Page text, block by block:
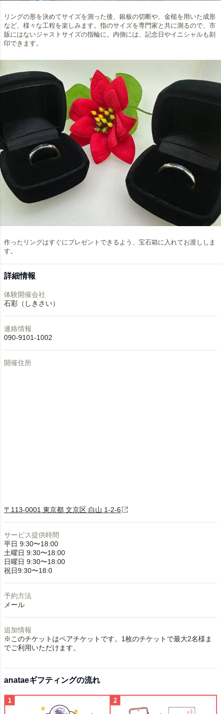
リングの形を決めてサイズを測った後、銀板の切断や、金槌を用いた成形
など、様々な工程を楽しみます。指のサイズを専門家と共に測るので、市
販にはないジャストサイズの指輪に。内側には、記念日やイニシャルも刻
印できます。
作ったリングはすぐにプレゼントできるよう、宝石箱に入れてお渡ししま
す。
詳細情報
体験開催会社
石彩（しきさい）
連絡情報
090-9101-1002
開催住所
〒113-0001 東京都 文京区 白山 1-2-6
サービス提供時間
平日 9:30〜18:00
土曜日 9:30〜18:00
日曜日 9:30〜18:00
祝日9:30〜18:0
予約方法
メール
追加情報
※このチケットはペアチケットです。1枚のチケットで最大2名様ま
でご利用いただけます。
anataeギフティングの流れ